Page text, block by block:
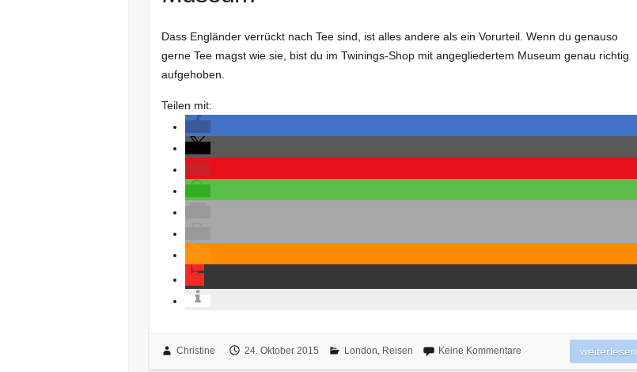
Dass Engländer verrückt nach Tee sind, ist alles andere als ein Vorurteil. Wenn du genauso
gerne Tee magst wie sie, bist du im Twinings-Shop mit angegliedertem Museum genau richtig
aufgehoben.
Teilen mit:
Christine 24. Oktober 2015 London, Reisen Keine Kommentare weiterlesen